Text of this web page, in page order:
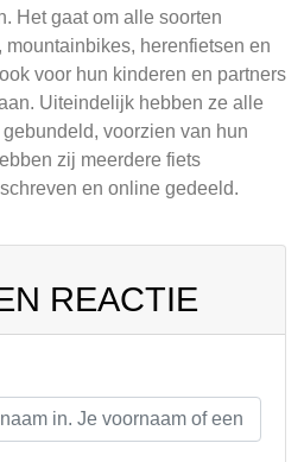
Het gaat om alle soorten
herenfietsen en
voor hun kinderen en partners
Uiteindelijk hebben ze alle
voorzien van hun
zij meerdere fiets
en online gedeeld.
REACTIE